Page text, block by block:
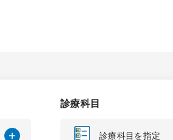
診療科目
診療科目を指定